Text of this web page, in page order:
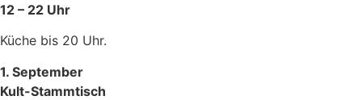
12 – 22 Uhr
Küche bis 20 Uhr.
1. September
Kult-Stammtisch